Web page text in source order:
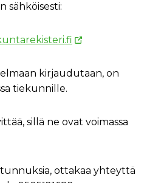
sähköisesti:
kirjaudutaan, on
tiekunnille.
sillä ne ovat voimassa
ottakaa yhteyttä